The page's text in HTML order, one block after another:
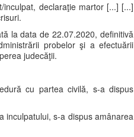
declaraţie martor [...] [...]
la data de 22.07.2020, definitivă
probelor şi a efectuării
judecăţii.
cu partea civilă, s-a dispus
inculpatului, s-a dispus amânarea